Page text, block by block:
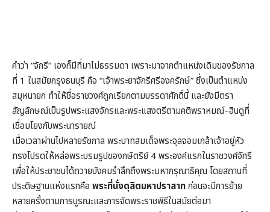
คำว่า “จักรี” เองก็มีที่มาไม่ธรรมดา เพราะมาจากตำแหน่งเดิมของรัชกาล
ที่ 1 ในสมัยกรุงธนบุรี คือ “เจ้าพระยาจักรีศรีองครักษ์” ซึ่งเป็นตำแหน่ง
สมุหนายก ทำให้ชื่อราชวงศ์ถูกเรียกตามบรรดาศักดิ์นี้ และยังมีตรา
สัญลักษณ์เป็นรูปพระแสงจักรและพระแสงตรีตามคติพราหมณ์–ฮินดูที่
เชื่อมโยงกับพระนารายณ์
เมื่อเวลาผ่านไปหลายรัชกาล พระบาทสมเด็จพระจุลจอมเกล้าเจ้าอยู่หัว
ทรงโปรดให้หล่อพระบรมรูปของกษัตริย์ 4 พระองค์แรกในราชวงศ์จักรี
เพื่อให้ประชาชนได้ถวายบังคมรำลึกถึงพระมหากรุณาธิคุณ โดยสถานที่
ประดิษฐานแห่งแรกคือ พระที่นั่งดุสิตมหาปราสาทก่อนจะมีการย้าย
หลายครั้งตามการบูรณะและการจัดพระราชพิธีในสมัยต่อมา